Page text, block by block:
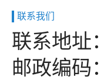
联系我们
联系地址
邮政编码